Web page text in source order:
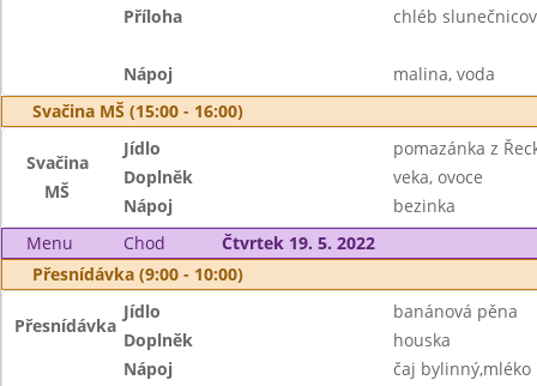
Příloha
chléb
Nápoj
malina, voda
Svačina MŠ (15:00 - 16:00)
Svačina
MŠ
Jídlo
pomazánka z
Doplněk
veka, ovoce
Nápoj
bezinka
Menu
Chod
Čtvrtek 19. 5. 2022
Přesnídávka (9:00 - 10:00)
Přesnídávka
Jídlo
banánová pěna
Doplněk
houska
Nápoj
čaj bylinný,mléko